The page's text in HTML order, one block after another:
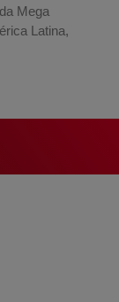
Mega
Latina,